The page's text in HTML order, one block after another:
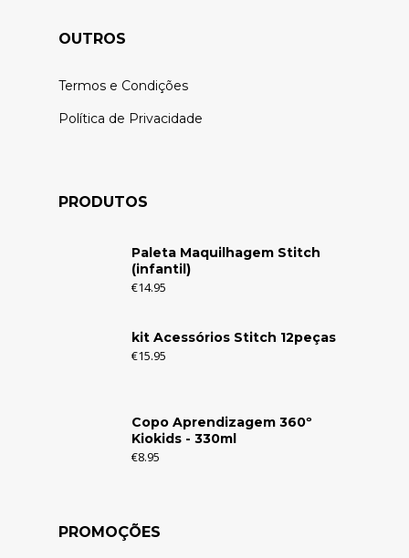
OUTROS
Termos e Condições
Política de Privacidade
PRODUTOS
Paleta Maquilhagem Stitch
(infantil)
€14.95
kit Acessórios Stitch 12peças
€15.95
Copo Aprendizagem 360º
Kiokids - 330ml
€8.95
PROMOÇÕES